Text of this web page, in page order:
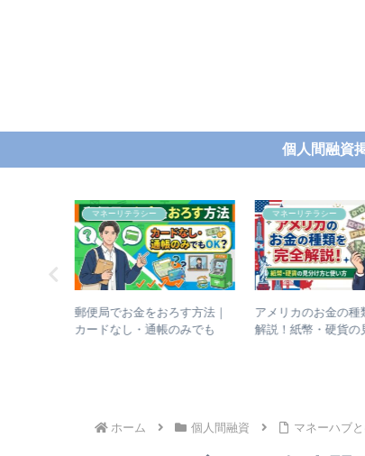
個人間融資
マネーリテラシー
アメリカのお金の種類を完全
解説！紙幣・硬貨の見分け方
個人間融資
本当に貸してくれる
資は存在？結論と現
ホーム 個人間融資 マネーハブ